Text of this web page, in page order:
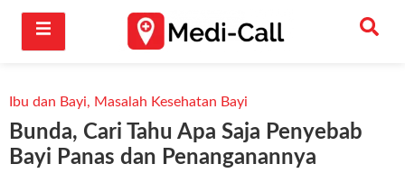
Ibu dan Bayi, Masalah Kesehatan Bayi
Bunda, Cari Tahu Apa Saja Penyebab
Bayi Panas dan Penanganannya